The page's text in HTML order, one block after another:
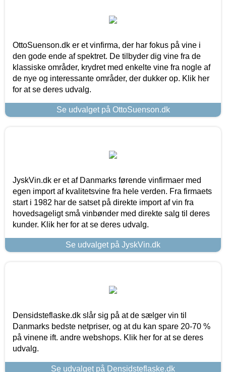
OttoSuenson.dk er et vinfirma, der har fokus på vine i
den gode ende af spektret. De tilbyder dig vine fra de
klassiske områder, krydret med enkelte vine fra nogle af
de nye og interessante områder, der dukker op. Klik her
for at se deres udvalg.
Se udvalget på OttoSuenson.dk
JyskVin.dk er et af Danmarks førende vinfirmaer med
egen import af kvalitetsvine fra hele verden. Fra firmaets
start i 1982 har de satset på direkte import af vin fra
hovedsageligt små vinbønder med direkte salg til deres
kunder. Klik her for at se deres udvalg.
Se udvalget på JyskVin.dk
Densidsteflaske.dk slår sig på at de sælger vin til
Danmarks bedste netpriser, og at du kan spare 20-70 %
på vinene ift. andre webshops. Klik her for at se deres
udvalg.
Se udvalget på Densidsteflaske.dk